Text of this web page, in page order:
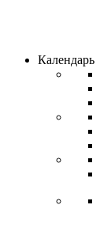
Календарь